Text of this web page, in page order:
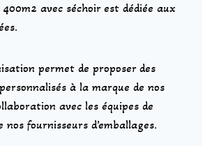
avec séchoir est dédiée aux
permet de proposer des
à la marque de nos
avec les équipes de
nos fournisseurs d’emballages.